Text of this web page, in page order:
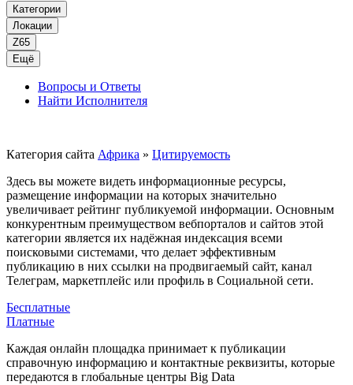
Категории
Локации
Z65
Ещё
Вопросы и Ответы
Найти Исполнителя
Категория сайта Африка » Цитируемость
Здесь вы можете видеть информационные ресурсы,
размещение информации на которых значительно
увеличивает рейтинг публикуемой информации. Основным
конкурентным преимуществом вебпорталов и сайтов этой
категории является их надёжная индексация всеми
поисковыми системами, что делает эффективным
публикацию в них ссылки на продвигаемый сайт, канал
Телеграм, маркетплейс или профиль в Социальной сети.
Бесплатные
Платные
Каждая онлайн площадка принимает к публикации
справочную информацию и контактные реквизиты, которые
передаются в глобальные центры Big Data